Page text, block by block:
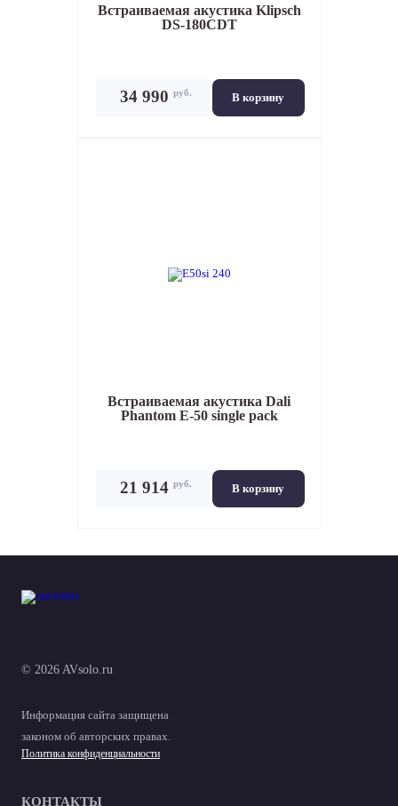
Встраиваемая акустика Klipsch
DS-180CDT
В корзину
34 990 руб.
Встраиваемая акустика Dali
Phantom E-50 single pack
В корзину
21 914 руб.
© 2026 AVsolo.ru
Информация сайта защищена
законом об авторских правах.
Политика конфиденциальности
КОНТАКТЫ